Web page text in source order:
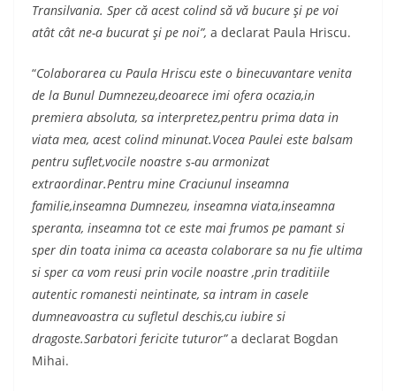
Transilvania. Sper că acest colind să vă bucure şi pe voi
atât cât ne-a bucurat şi pe noi”, a declarat Paula Hriscu.
“Colaborarea cu Paula Hriscu este o binecuvantare venita
de la Bunul Dumnezeu,deoarece imi ofera ocazia,in
premiera absoluta, sa interpretez,pentru prima data in
viata mea, acest colind minunat.Vocea Paulei este balsam
pentru suflet,vocile noastre s-au armonizat
extraordinar.Pentru mine Craciunul inseamna
familie,inseamna Dumnezeu, inseamna viata,inseamna
speranta, inseamna tot ce este mai frumos pe pamant si
sper din toata inima ca aceasta colaborare sa nu fie ultima
si sper ca vom reusi prin vocile noastre ,prin traditiile
autentic romanesti neintinate, sa intram in casele
dumneavoastra cu sufletul deschis,cu iubire si
dragoste.Sarbatori fericite tuturor”a declarat Bogdan
Mihai.